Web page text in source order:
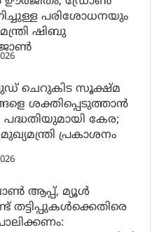
പരിശോധനയും
ഷിബു
ചെറുകിട സൂക്ഷ്മ
ശക്തിപ്പെടുത്താന്‍
പദ്ധതിയുമായി കേര;
പ്രകാശനം
ആപ്പ്, മ്യൂൾ
തട്ടിപ്പുകൾക്കെതിരെ